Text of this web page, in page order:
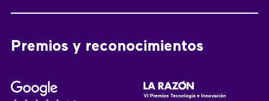
Premios y reconocimientos